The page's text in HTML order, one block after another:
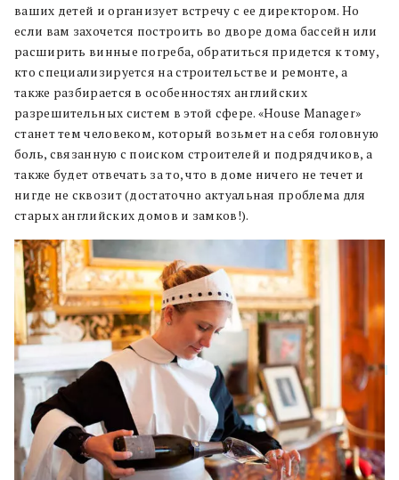
ваших детей и организует встречу с ее директором. Но
если вам захочется построить во дворе дома бассейн или
расширить винные погреба, обратиться придется к тому,
кто специализируется на строительстве и ремонте, а
также разбирается в особенностях английских
разрешительных систем в этой сфере. «House Manager»
станет тем человеком, который возьмет на себя головную
боль, связанную с поиском строителей и подрядчиков, а
также будет отвечать за то, что в доме ничего не течет и
нигде не сквозит (достаточно актуальная проблема для
старых английских домов и замков!).